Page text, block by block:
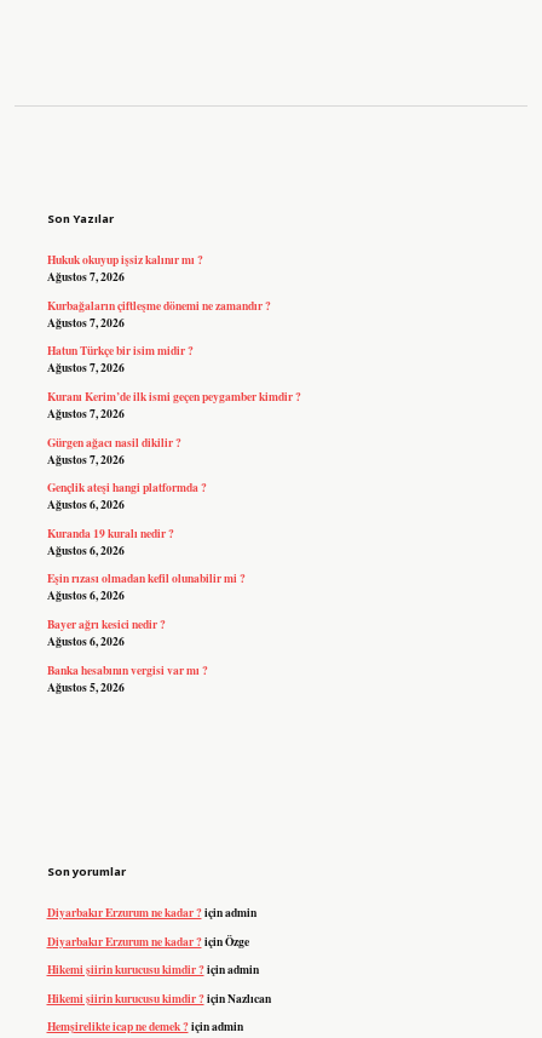
Son Yazılar
Hukuk okuyup işsiz kalınır mı ?
Ağustos 7, 2026
Kurbağaların çiftleşme dönemi ne zamandır ?
Ağustos 7, 2026
Hatun Türkçe bir isim midir ?
Ağustos 7, 2026
Kuranı Kerim’de ilk ismi geçen peygamber kimdir ?
Ağustos 7, 2026
Gürgen ağacı nasil dikilir ?
Ağustos 7, 2026
Gençlik ateşi hangi platformda ?
Ağustos 6, 2026
Kuranda 19 kuralı nedir ?
Ağustos 6, 2026
Eşin rızası olmadan kefil olunabilir mi ?
Ağustos 6, 2026
Bayer ağrı kesici nedir ?
Ağustos 6, 2026
Banka hesabının vergisi var mı ?
Ağustos 5, 2026
Son yorumlar
Diyarbakır Erzurum ne kadar ?içinadmin
Diyarbakır Erzurum ne kadar ?içinÖzge
Hikemi şiirin kurucusu kimdir ?içinadmin
Hikemi şiirin kurucusu kimdir ?içinNazlıcan
Hemşirelikte icap ne demek ?içinadmin